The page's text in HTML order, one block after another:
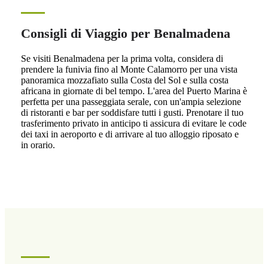
Consigli di Viaggio per Benalmadena
Se visiti Benalmadena per la prima volta, considera di
prendere la funivia fino al Monte Calamorro per una vista
panoramica mozzafiato sulla Costa del Sol e sulla costa
africana in giornate di bel tempo. L'area del Puerto Marina è
perfetta per una passeggiata serale, con un'ampia selezione
di ristoranti e bar per soddisfare tutti i gusti. Prenotare il tuo
trasferimento privato in anticipo ti assicura di evitare le code
dei taxi in aeroporto e di arrivare al tuo alloggio riposato e
in orario.